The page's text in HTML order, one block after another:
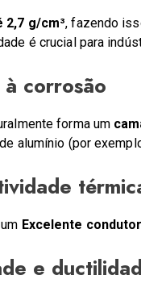
2,7 g/cm³, fazendo
é crucial para
à corrosão
forma um
alumínio (por
Excelente
e